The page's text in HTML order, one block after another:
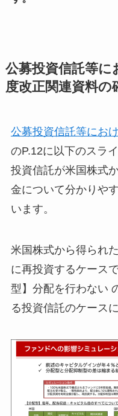
公募投資信託等に
度改正関連資料の
公募投資信託等にお
のP.12に以下のスラ
投資信託が米国株式
金について分かりや
います。
米国株式から得られ
に再投資するケース
型】分配を行わない
る投資信託のケース